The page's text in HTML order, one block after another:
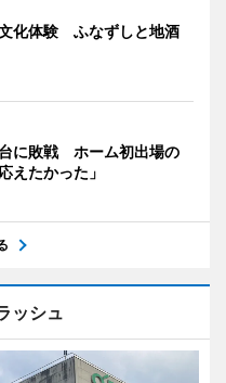
化体験 ふなずしと地酒
に敗戦 ホーム初出場の
えたかった」
ッシュ